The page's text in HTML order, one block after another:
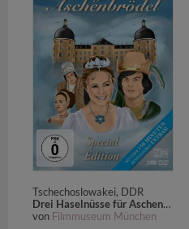
Tschechoslowakei, DDR
Drei Haselnüsse für Aschenbrödel,2 DVD (Special Edition mit Bonus-DVD)
von Filmmuseum München